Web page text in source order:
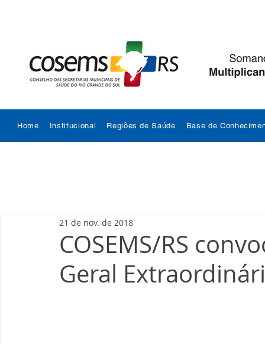
Home Institucional Regiões de Saúde Base de
COSEMS/RS
Geral
21 de nov. de 2018